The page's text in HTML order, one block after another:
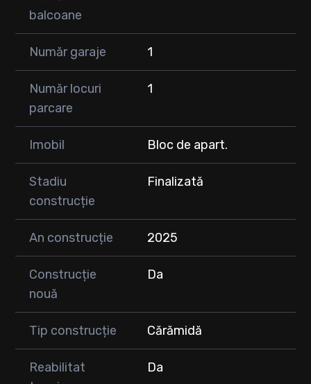
balcoane
Număr garaje 1
Număr locuri
parcare
1
Imobil Bloc de apart.
Stadiu
construcție
Finalizată
An construcție 2025
Construcție
nouă
Da
Tip construcție Cărămidă
Reabilitat
Da